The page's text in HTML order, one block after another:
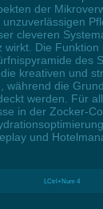
der
cleveren
wirkt. Die Funktion
des
kreativen und
während die
werden. Für
in der Zocker-
und
LCtrl+Num 4